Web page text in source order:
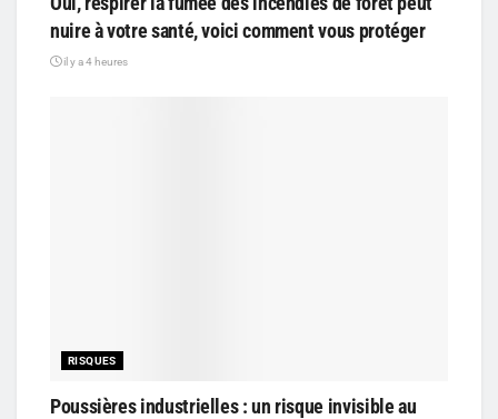
nuire à votre santé, voici comment vous protéger
il y a 4 heures
RISQUES
Poussières industrielles : un risque invisible au